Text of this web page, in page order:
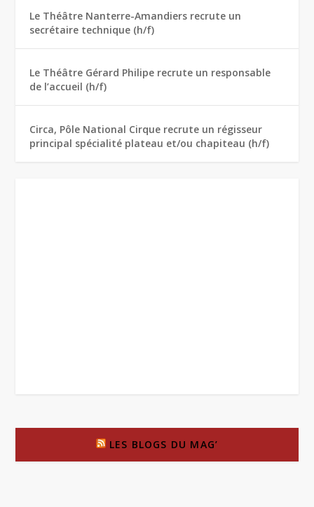
Le Théâtre Nanterre-Amandiers recrute un
secrétaire technique (h/f)
Le Théâtre Gérard Philipe recrute un responsable
de l’accueil (h/f)
Circa, Pôle National Cirque recrute un régisseur
principal spécialité plateau et/ou chapiteau (h/f)
LES BLOGS DU MAG’